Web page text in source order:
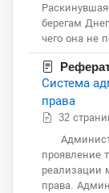
берегам
чего она не
Система
права
32
проявление
реализации
права.